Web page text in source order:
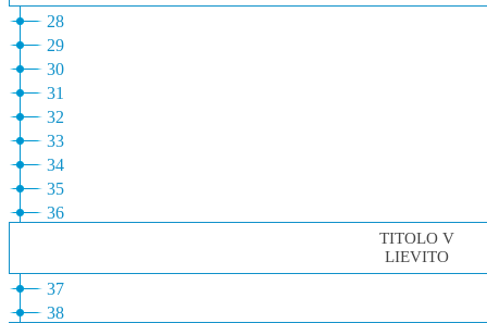
28
29
30
31
32
33
34
35
36
TITOLO V
LIEVITO
37
38